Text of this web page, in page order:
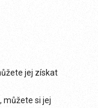
jej získat
můžete si jej